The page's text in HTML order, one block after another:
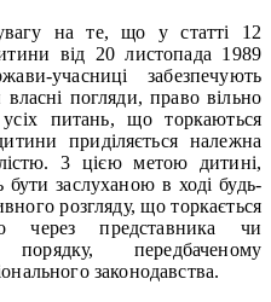
на те, що у статті 12
від 20 листопада 1989
учасниці забезпечують
погляди, право вільно
питань, що торкаються
приділяється належна
3 цією метою дитині,
бути заслуханою в ході будь-
розгляду, що торкається
через представника чи
передбаченому
законодавства.